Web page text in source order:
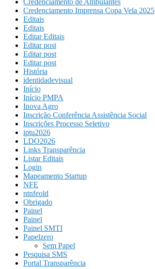
Credenciamento Imprensa Copa Vela 2025
Editais
Editais
Editar Editais
Editar post
Editar post
Editar post
História
identidadevisual
Início
Início PMPA
Inova Agro
Inscrição Conferência Assistência Social
Inscrições Processo Seletivo
iptu2026
LDO2026
Links Transparência
Listar Editais
Login
Mapeamento Startup
NFE
ntnfeold
Obrigado
Painel
Painel
Painel SMTI
Papelzero
Sem Papel
Pesquisa SMS
Portal Transparência